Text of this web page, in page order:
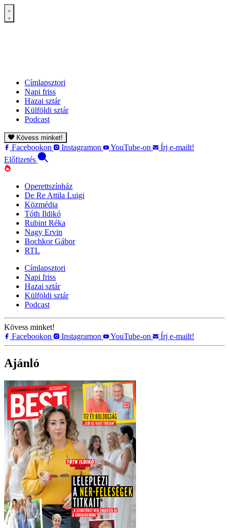
Címlapsztori
Napi friss
Hazai sztár
Külföldi sztár
Podcast
Kövess minket!
Facebookon Instagramon YouTube-on
Írj e-mailt!
Előfizetés
Operettszínház
De Re Attila Luigi
Közmédia
Tóth Ildikó
Rubint Réka
Nagy Ervin
Bochkor Gábor
RTL
Címlapsztori
Napi friss
Hazai sztár
Külföldi sztár
Podcast
Kövess minket!
Facebookon
Instagramon YouTube-on Írj e-mailt!
Ajánló